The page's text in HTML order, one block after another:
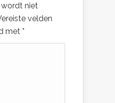
niet
velden
met *